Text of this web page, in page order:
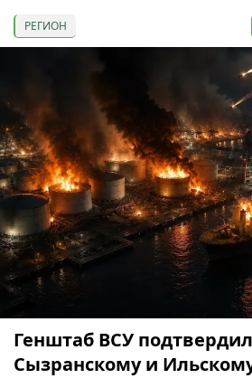
РЕГИОН
Генштаб ВСУ
Сызранскому и